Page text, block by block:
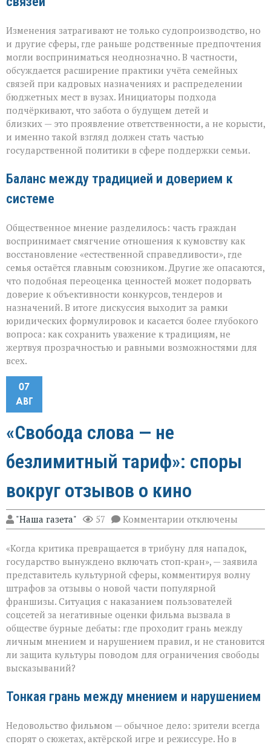
Изменения затрагивают не только судопроизводство, но
и другие сферы, где раньше родственные предпочтения
могли восприниматься неоднозначно. В частности,
обсуждается расширение практики учёта семейных
связей при кадровых назначениях и распределении
бюджетных мест в вузах. Инициаторы подхода
подчёркивают, что забота о будущем детей и
близких — это проявление ответственности, а не корысти,
и именно такой взгляд должен стать частью
государственной политики в сфере поддержки семьи.
Баланс между традицией и доверием к
системе
Общественное мнение разделилось: часть граждан
воспринимает смягчение отношения к кумовству как
восстановление «естественной справедливости», где
семья остаётся главным союзником. Другие же опасаются,
что подобная переоценка ценностей может подорвать
доверие к объективности конкурсов, тендеров и
назначений. В итоге дискуссия выходит за рамки
юридических формулировок и касается более глубокого
вопроса: как сохранить уважение к традициям, не
жертвуя прозрачностью и равными возможностями для
всех.
07
АВГ
«Свобода слова — не
безлимитный тариф»: споры
вокруг отзывов о кино
"Наша газета" 57 Комментарии к
записи
слова — не
безлимитный
тариф»:
споры
вокруг
отзывов
о
кино
отключены
«Когда критика превращается в трибуну для нападок,
государство вынуждено включать стоп‑кран», — заявила
представитель культурной сферы, комментируя волну
штрафов за отзывы о новой части популярной
франшизы. Ситуация с наказанием пользователей
соцсетей за негативные оценки фильма вызвала в
обществе бурные дебаты: где проходит грань между
личным мнением и нарушением правил, и не становится
ли защита культуры поводом для ограничения свободы
высказываний?
Тонкая грань между мнением и нарушением
Недовольство фильмом — обычное дело: зрители всегда
спорят о сюжетах, актёрской игре и режиссуре. Но в